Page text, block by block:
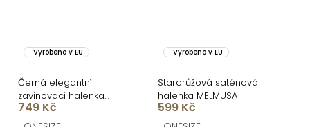
Vyrobeno v EU
Černá elegantní
zavinovací halenka
HALENA
749 Kč
Vyrobeno v EU
Starorůžová saténová
halenka MELMUSA
599 Kč